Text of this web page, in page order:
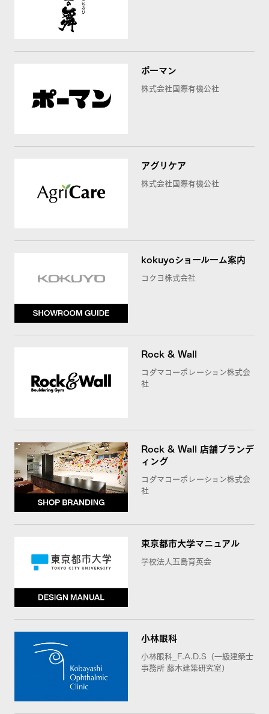
ポーマン
株式会社国際有機公社
アグリケア
株式会社国際有機公社
kokuyoショールーム案内
コクヨ株式会社
Rock & Wall
コダマコーポレーション株式会
社
Rock & Wall 店舗ブランデ
ィング
コダマコーポレーション株式会
社
東京都市大学マニュアル
学校法人五島育英会
小林眼科
小林眼科_F.A.D.S（一級建築士
事務所 藤木建築研究室）